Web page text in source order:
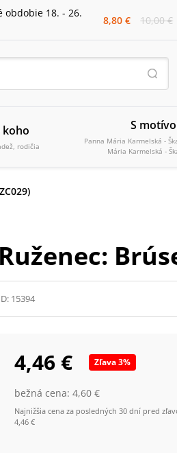
obdobie 18. - 26.
8,80 € 10,00 €
koho
rodičia
S
Panna Mária Karmelská -
Mária Karmelská -
Ruženec:
15394
4,46 € Zľava3%
bežná cena:4,60 €
Najnižšia cena za posledných 30 dní pred
4,46 €